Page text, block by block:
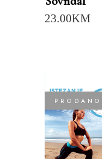
23.00KM
PRODANO